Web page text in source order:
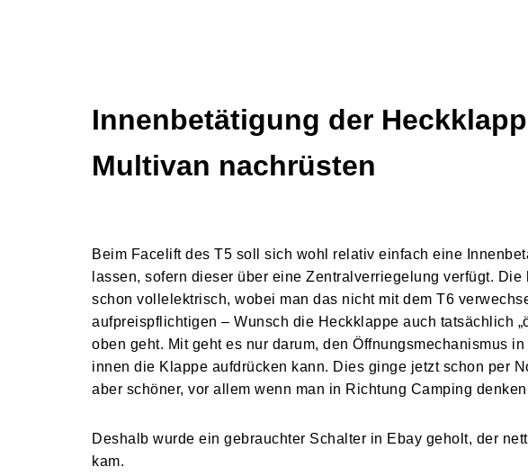
Innenbetätigung der
Multivan nachrüsten
Beim Facelift des T5 soll sich wohl relativ einfach eine
lassen, sofern dieser über eine Zentralverriegelung verfügt.
schon vollelektrisch, wobei man das nicht mit dem T6
aufpreispflichtigen – Wunsch die Heckklappe auch tatsächlich
oben geht. Mit geht es nur darum, den Öffnungsmechanismus
innen die Klappe aufdrücken kann. Dies ginge jetzt schon per
aber schöner, vor allem wenn man in Richtung Camping
Deshalb wurde ein gebrauchter Schalter in Ebay geholt, der
kam.